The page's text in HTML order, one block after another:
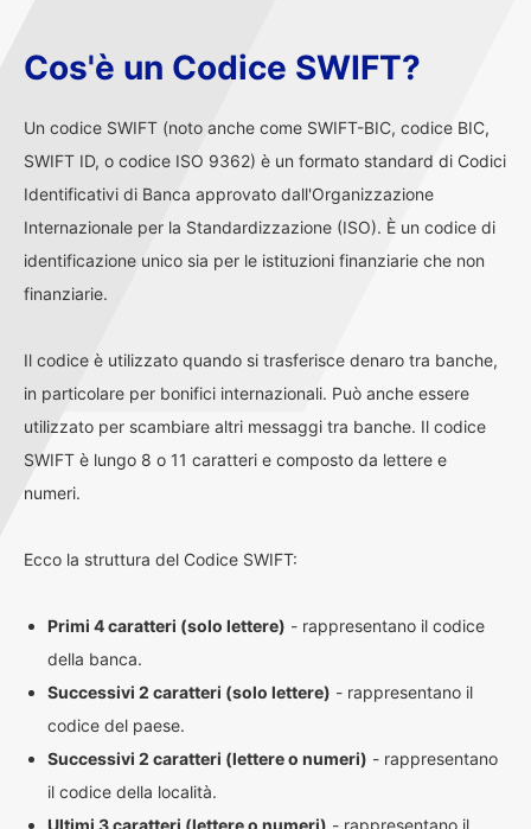
Cos'è un Codice SWIFT?
Un codice SWIFT (noto anche come SWIFT-BIC, codice BIC,
SWIFT ID, o codice ISO 9362) è un formato standard di Codici
Identificativi di Banca approvato dall'Organizzazione
Internazionale per la Standardizzazione (ISO). È un codice di
identificazione unico sia per le istituzioni finanziarie che non
finanziarie.
Il codice è utilizzato quando si trasferisce denaro tra banche,
in particolare per bonifici internazionali. Può anche essere
utilizzato per scambiare altri messaggi tra banche. Il codice
SWIFT è lungo 8 o 11 caratteri e composto da lettere e
numeri.
Ecco la struttura del Codice SWIFT:
Primi 4 caratteri (solo lettere) - rappresentano il codice
della banca.
Successivi 2 caratteri (solo lettere) - rappresentano il
codice del paese.
Successivi 2 caratteri (lettere o numeri) - rappresentano
il codice della località.
Ultimi 3 caratteri (lettere o numeri) - rappresentano il